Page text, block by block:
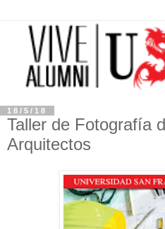
18/5/18
Taller de Fotografía
Arquitectos